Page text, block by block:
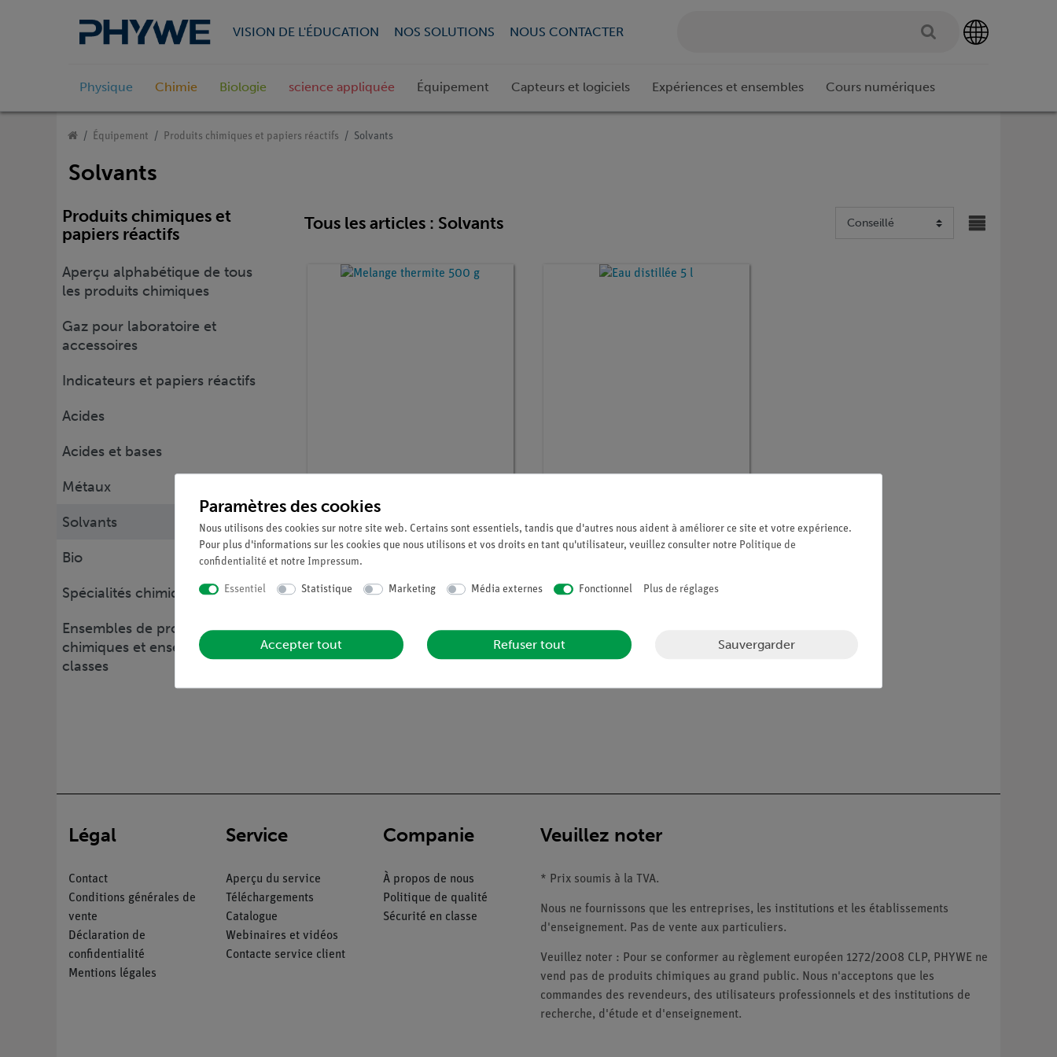
VISION DE L'ÉDUCATION NOS SOLUTIONS NOUS CONTACTER
Physique Chimie Biologie science appliquée Équipement Capteurs et logiciels Expériences et ensembles Cours numériques
Équipement Produits chimiques et papiers réactifs Solvants
Solvants
Produits chimiques et
papiers réactifs
Aperçu alphabétique de tous
les produits chimiques
Gaz pour laboratoire et
accessoires
Indicateurs et papiers réactifs
Acides
Acides et bases
Métaux
Solvants
Bio
Spécialités chimiques
Ensembles de produits
chimiques et ensembles de
classes
Tous les articles : Solvants
Melange thermite 500 g
Légal
Contact
Conditions générales de
vente
Déclaration de
confidentialité
Mentions légales
Service
Aperçu du service
Téléchargements
Catalogue
Webinaires et vidéos
Contacte service client
Companie
À propos de nous
Politique de qualité
Sécurité en classe
Veuillez noter
* Prix soumis à la TVA.
Nous ne fournissons que les entreprises, les institutions et les établissements
d'enseignement. Pas de vente aux particuliers.
Veuillez noter : Pour se conformer au règlement européen 1272/2008 CLP, PHYWE ne
vend pas de produits chimiques au grand public. Nous n'acceptons que les
commandes des revendeurs, des utilisateurs professionnels et des institutions de
recherche, d'étude et d'enseignement.
Paramètres des cookies
Nous utilisons des cookies sur notre site web. Certains sont essentiels, tandis que d'autres nous aident à améliorer ce site et votre expérience.
Pour plus d'informations sur les cookies que nous utilisons et vos droits en tant qu'utilisateur, veuillez consulter notre Politique de
confidentialité et notre Impressum.
Essentiel Statistique Marketing Média externes Fonctionnel Plus de réglages
Accepter tout Refuser tout Sauvergarder